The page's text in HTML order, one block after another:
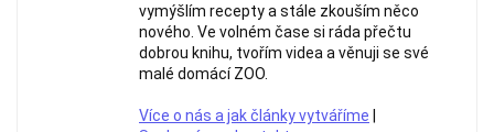
vymýšlím recepty a stále zkouším něco
nového. Ve volném čase si ráda přečtu
dobrou knihu, tvořím videa a věnuji se své
malé domácí ZOO.
Více o nás a jak články vytváříme